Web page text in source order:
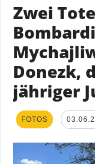
ALLE
RUBRIKEN
Krieg
Wiederaufbau
der Ukraine
Politik
Wirtschaft
Militär
Zwei
Donezk,
jähriger
FOTOS